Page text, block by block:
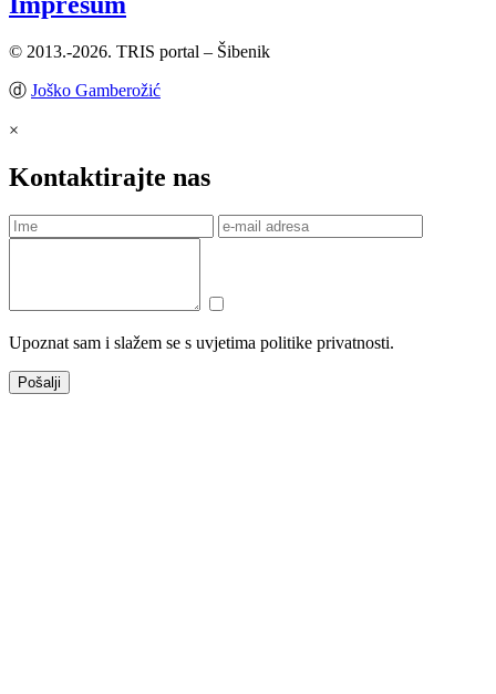
© 2013.-2026. TRIS portal – Šibenik
ⓓ Joško Gamberožić
×
Kontaktirajte nas
Upoznat sam i slažem se s uvjetima politike privatnosti.
Pošalji